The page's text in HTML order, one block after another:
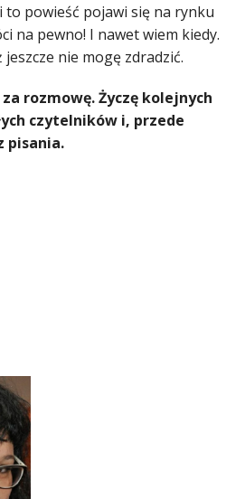
to powieść pojawi się na rynku
na pewno! I nawet wiem kiedy.
nie mogę zdradzić.
rozmowę. Życzę kolejnych
czytelników i, przede
pisania.